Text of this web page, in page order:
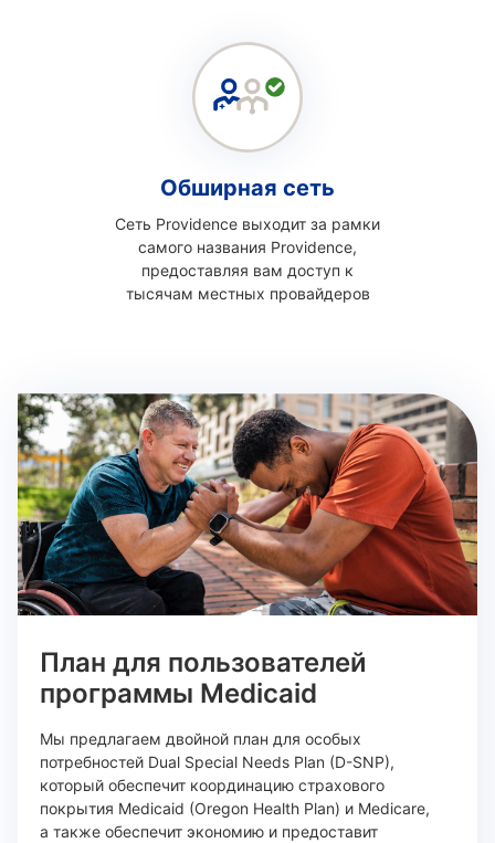
Обширная сеть
Сеть Providence выходит за рамки
самого названия Providence,
предоставляя вам доступ к
тысячам местных провайдеров
План для пользователей
программы Medicaid
Мы предлагаем двойной план для особых
потребностей Dual Special Needs Plan (D-SNP),
который обеспечит координацию страхового
покрытия Medicaid (Oregon Health Plan) и Medicare,
а также обеспечит экономию и предоставит